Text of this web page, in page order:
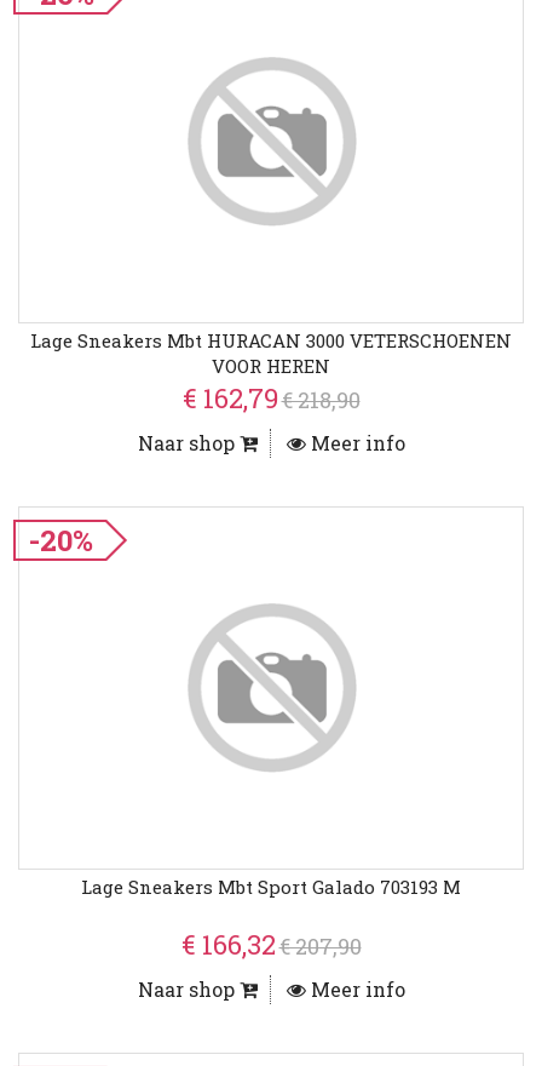
Lage Sneakers Mbt HURACAN 3000 VETERSCHOENEN
VOOR HEREN
€ 162,79€ 218,90
Naar shop Meer info
-20%
Lage Sneakers Mbt Sport Galado 703193 M
€ 166,32€ 207,90
Naar shop Meer info